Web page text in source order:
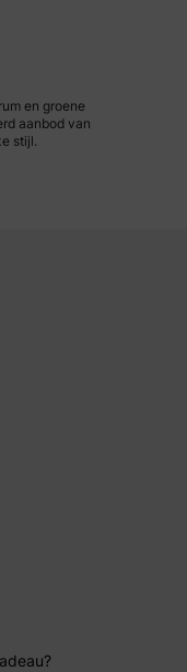
en groene
aanbod van
stijl.